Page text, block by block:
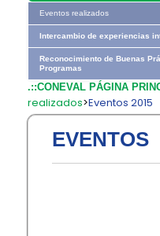
Eventos realizados
Intercambio de experiencias
Reconocimiento de Buenas
Programas
.::CONEVAL PÁGINA
realizados>Eventos 2015
EVENTOS